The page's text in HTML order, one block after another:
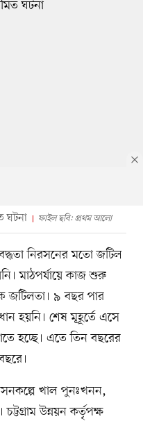
ঘটনা ফাইল ছবি: প্রথম আলো
নিরসনের মতো জটিল
মাঠপর্যায়ে কাজ শুরু
জটিলতা। ৯ বছর পার
হয়নি। শেষ মূহূর্তে এসে
হচ্ছে। এতে তিন বছরের
খাল পুনঃখনন,
উন্নয়ন কর্তৃপক্ষ